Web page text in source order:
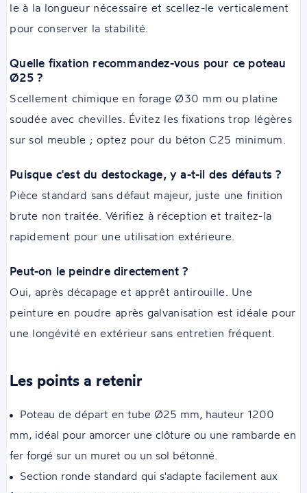
le à la longueur nécessaire et scellez-le verticalement
pour conserver la stabilité.
Quelle fixation recommandez-vous pour ce poteau
Ø25 ?
Scellement chimique en forage Ø30 mm ou platine
soudée avec chevilles. Évitez les fixations trop légères
sur sol meuble ; optez pour du béton C25 minimum.
Puisque c'est du destockage, y a-t-il des défauts ?
Pièce standard sans défaut majeur, juste une finition
brute non traitée. Vérifiez à réception et traitez-la
rapidement pour une utilisation extérieure.
Peut-on le peindre directement ?
Oui, après décapage et apprêt antirouille. Une
peinture en poudre après galvanisation est idéale pour
une longévité en extérieur sans entretien fréquent.
Les points a retenir
Poteau de départ en tube Ø25 mm, hauteur 1200
mm, idéal pour amorcer une clôture ou une rambarde en
fer forgé sur un muret ou un sol bétonné.
Section ronde standard qui s'adapte facilement aux